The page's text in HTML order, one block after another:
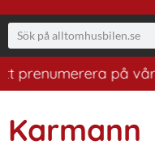
på vårt
Karmann